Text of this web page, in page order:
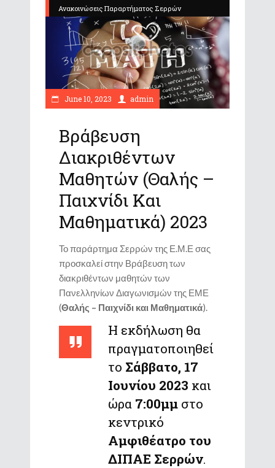
Ανακοινώσεις Παραρτήματος Σερρών
June 10, 2023 admin
Βράβευση
Διακριθέντων
Μαθητών (Θαλής –
Παιχνίδι Και
Μαθηματικά) 2023
Το παράρτημα Σερρών της Ε.Μ.Ε σας
προσκαλεί στην Βράβευση των
διακριθέντων μαθητών των
Πανελληνίων Διαγωνισμών της ΕΜΕ
(Θαλής – Παιχνίδι και Μαθηματικά).
Η εκδήλωση θα
πραγματοποιηθεί
το Σάββατο, 17
Ιουνίου 2023 και
ώρα 7:00μμ στο
κεντρικό
Αμφιθέατρο του
ΔΙΠΑΕ Σερρών.